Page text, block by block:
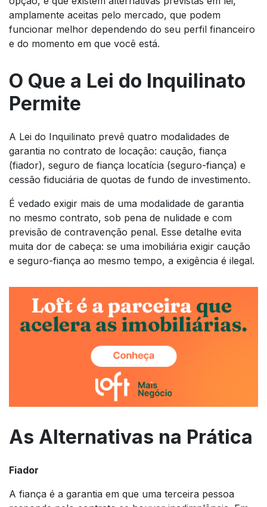
amplamente aceitas pelo mercado, que podem
funcionar melhor dependendo do seu perfil financeiro
e do momento em que você está.
O Que a Lei do Inquilinato
Permite
A Lei do Inquilinato prevê quatro modalidades de
garantia no contrato de locação: caução, fiança
(fiador), seguro de fiança locatícia (seguro-fiança) e
cessão fiduciária de quotas de fundo de investimento.
É vedado exigir mais de uma modalidade de garantia
no mesmo contrato, sob pena de nulidade e com
previsão de contravenção penal. Esse detalhe evita
muita dor de cabeça: se uma imobiliária exigir caução
e seguro-fiança ao mesmo tempo, a exigência é ilegal.
As Alternativas na Prática
Fiador
A fiança é a garantia em que uma terceira pessoa